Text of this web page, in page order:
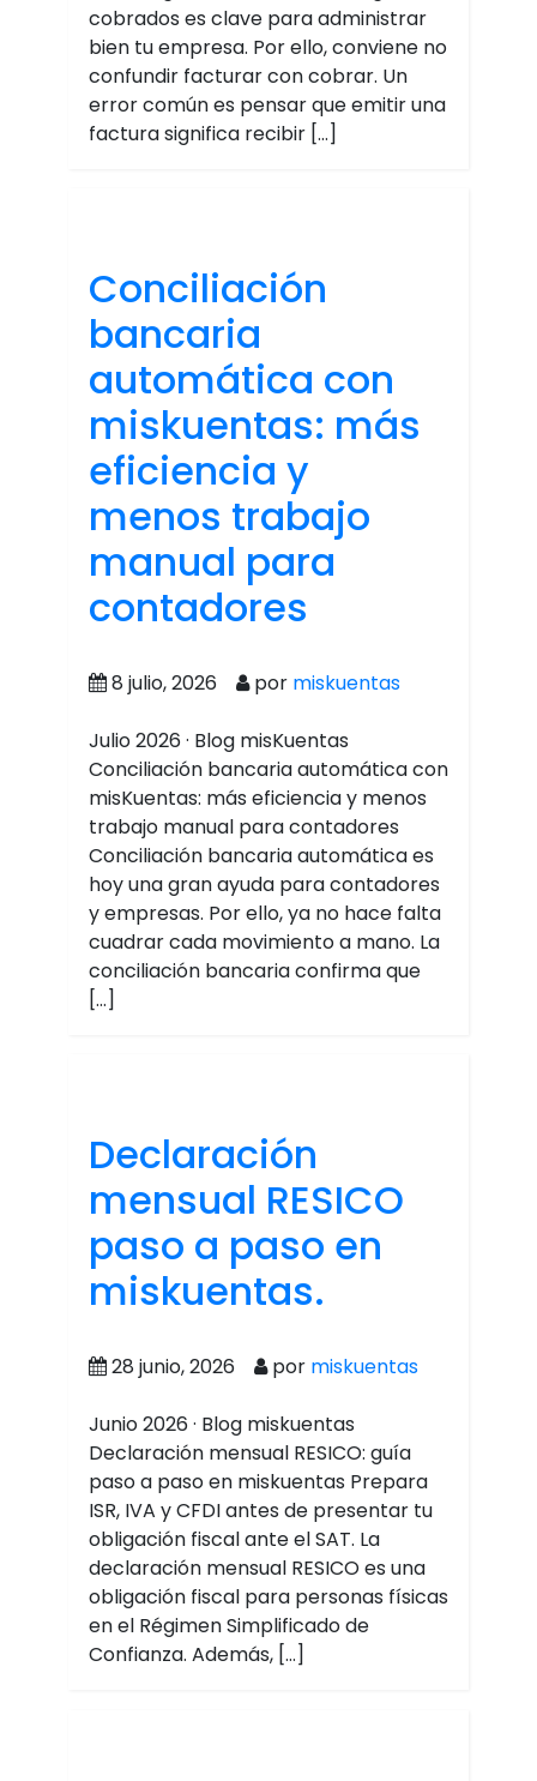
cobrados es clave para administrar
bien tu empresa. Por ello, conviene no
confundir facturar con cobrar. Un
error común es pensar que emitir una
factura significa recibir […]
Conciliación
bancaria
automática con
miskuentas: más
eficiencia y
menos trabajo
manual para
contadores
8 julio, 2026 por miskuentas
Julio 2026 · Blog misKuentas
Conciliación bancaria automática con
misKuentas: más eficiencia y menos
trabajo manual para contadores
Conciliación bancaria automática es
hoy una gran ayuda para contadores
y empresas. Por ello, ya no hace falta
cuadrar cada movimiento a mano. La
conciliación bancaria confirma que
[…]
Declaración
mensual RESICO
paso a paso en
miskuentas.
28 junio, 2026 por miskuentas
Junio 2026 · Blog miskuentas
Declaración mensual RESICO: guía
paso a paso en miskuentas Prepara
ISR, IVA y CFDI antes de presentar tu
obligación fiscal ante el SAT. La
declaración mensual RESICO es una
obligación fiscal para personas físicas
en el Régimen Simplificado de
Confianza. Además, […]